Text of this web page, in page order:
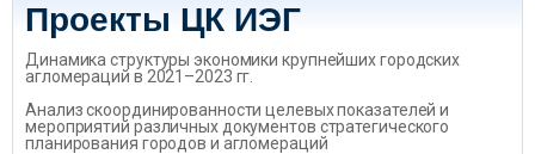
Проекты ЦК ИЭГ
Динамика структуры экономики крупнейших городских
агломераций в 2021–2023 гг.
Анализ скоординированности целевых показателей и
мероприятий различных документов стратегического
планирования городов и агломераций